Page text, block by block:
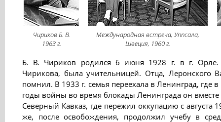
Чириков Б. В.
1963 г.
Международная встреча, Уппсала,
Швеция, 1960 г.
Б. В. Чириков родился 6 июня 1928 г. в г. Орле.
Чирикова, была учительницей. Отца, Леронского
помнил. В 1933 г. семья переехала в Ленинград, где
годы войны во время блокады Ленинграда он
Северный Кавказ, где пережил оккупацию с августа
же, после освобождения, продолжил учебу в